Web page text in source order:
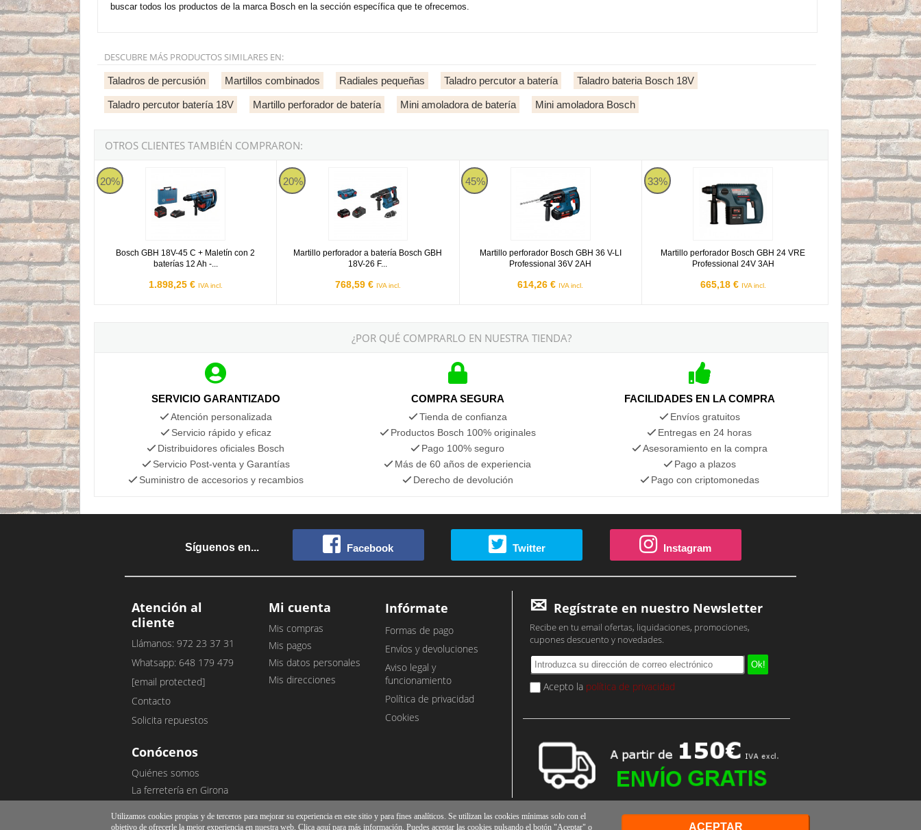
buscar todos los productos de la marca Bosch en la sección específica que te ofrecemos.
DESCUBRE MÁS PRODUCTOS SIMILARES EN:
Taladros de percusión Martillos combinados Radiales pequeñas Taladro percutor a batería Taladro bateria Bosch 18V
Taladro percutor batería 18V Martillo perforador de batería Mini amoladora de batería Mini amoladora Bosch
OTROS CLIENTES TAMBIÉN COMPRARON:
20%
Bosch GBH 18V-45 C + Maletín con 2
baterías 12 Ah -...
1.898,25 € IVA incl.
Bosch GBH 18V-45 C + Maletín con 2 baterías 12 Ah - Martillo perforador a batería BITURBO SDS max
20%
Martillo perforador a batería Bosch GBH
18V-26 F...
768,59 € IVA incl.
Martillo perforador a batería Bosch GBH 18V-26 F Professional en L-BOXX con 2 baterías y portabrocas
45%
Martillo perforador Bosch GBH 36 V-LI
Professional 36V 2AH
614,26 € IVA incl.
Martillo perforador Bosch GBH 36 V-LI Professional 36V 2AH
33%
Martillo perforador Bosch GBH 24 VRE
Professional 24V 3AH
665,18 € IVA incl.
Martillo perforador Bosch GBH 24 VRE Professional 24V 3AH
¿POR QUÉ COMPRARLO EN NUESTRA TIENDA?
SERVICIO GARANTIZADO
Atención personalizada
Servicio rápido y eficaz
Distribuidores oficiales Bosch
Servicio Post-venta y Garantías
Suministro de accesorios y recambios
COMPRA SEGURA
Tienda de confianza
Productos Bosch 100% originales
Pago 100% seguro
Más de 60 años de experiencia
Derecho de devolución
FACILIDADES EN LA COMPRA
Envíos gratuitos
Entregas en 24 horas
Asesoramiento en la compra
Pago a plazos
Pago con criptomonedas
Síguenos en... Facebook Twitter Instagram
Atención al
cliente
Llámanos: 972 23 37 31
Whatsapp: 648 179 479
[email protected]
Contacto
Solicita repuestos
Conócenos
Quiénes somos
La ferretería en Girona
Opiniones de clientes
Mi cuenta
Mis compras
Mis pagos
Mis datos personales
Mis direcciones
Infórmate
Formas de pago
Envíos y devoluciones
Aviso legal y
funcionamiento
Política de privacidad
Cookies
Regístrate en nuestro Newsletter
Recibe en tu email ofertas, liquidaciones, promociones,
cupones descuento y novedades.
Acepto la política de privacidad
Utilizamos cookies propias y de terceros para mejorar su experiencia en este sitio y para fines analíticos. Se utilizan las cookies mínimas solo con el
objetivo de ofrecerle la mejor experiencia en nuestra web. Clica aquípara más información. Puedes aceptar las cookies pulsando el botón "Aceptar" o ACEPTAR